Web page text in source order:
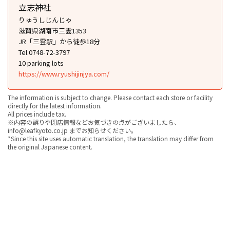
立志神社
りゅうしじんじゃ
滋賀県湖南市三雲1353
JR「三雲駅」から徒歩18分
Tel.0748-72-3797
10 parking lots
https://www.ryushijinjya.com/
The information is subject to change. Please contact each store or facility
directly for the latest information.
All prices include tax.
※内容の誤りや閉店情報などお気づきの点がございましたら、
info@leafkyoto.co.jp までお知らせください。
*Since this site uses automatic translation, the translation may differ from
the original Japanese content.